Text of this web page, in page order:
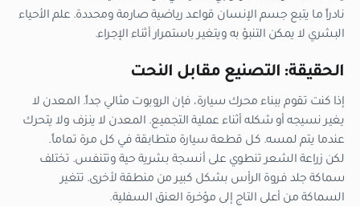
نادراً ما يتبع جسم الإنسان قواعد رياضية صارمة ومحددة. علم الأحياء
البشري لا يمكن التنبؤ به ويتغير باستمرار أثناء الإجراء.
الحقيقة: التصنيع مقابل النحت
إذا كنت تقوم ببناء محرك سيارة، فإن الروبوت مثالي جداً. المعدن لا
يغير نسيجه أو شكله أثناء عملية التجميع. المعدن لا ينزف ولا يتحرك
عندما يتم لمسه. كل قطعة سيارة متطابقة في كل مرة تماماً.
لكن زراعة الشعر تنطوي على أنسجة بشرية حية وتتنفس. تختلف
سماكة جلد فروة الرأس بشكل كبير من منطقة لأخرى. تتغير
السماكة من أعلى التاج إلى مؤخرة العنق السفلية.